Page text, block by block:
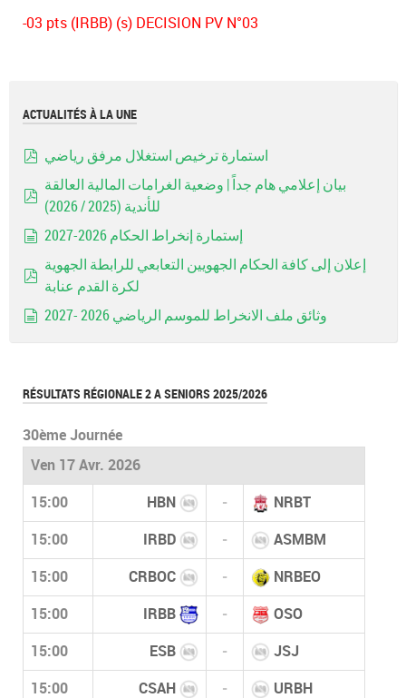
-03 pts (IRBB) (s) DECISION PV N°03
ACTUALITÉS À LA UNE
استمارة ترخيص استغلال مرفق رياضي
pdf
بيان إعلامي هام جداً | وضعية الغرامات المالية العالقة
للأندية (2025 / 2026)
إستمارة إنخراط الحكام 2026-2027
pdf
إعلان إلى كافة الحكام الجهويين التعابعي للرابطة الجهوية
لكرة القدم عنابة
وثائق ملف الانخراط للموسم الرياضي 2026 -2027
RÉSULTATS RÉGIONALE 2 A SENIORS 2025/2026
30ème Journée
Ven 17 Avr. 2026
15:00 HBN - NRBT
15:00 IRBD - ASMBM
15:00 CRBOC - NRBEO
15:00 IRBB - OSO
15:00 ESB - JSJ
15:00 CSAH - URBH